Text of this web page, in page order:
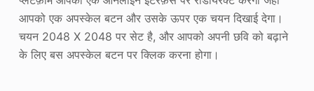
आपको एक अपस्केल बटन और उसके ऊपर एक चयन दिखाई देगा।
चयन 2048 X 2048 पर सेट है, और आपको अपनी छवि को बढ़ाने
के लिए बस अपस्केल बटन पर क्लिक करना होगा।